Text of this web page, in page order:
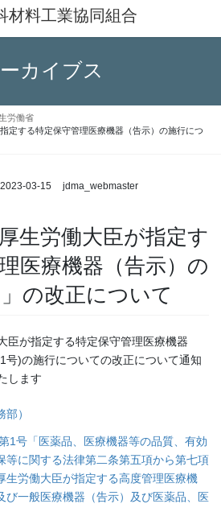
材料工業協同組合
カイブス
労働省
定する特定保守管理医療機器（告示）の施行につ
2023-03-15 jdma_webmaster
生労働大臣が指定す
医療機器（告示）の
の改正について
臣が指定する特定保守管理医療機器
号)の施行についての改正について通知
します
）
1号「医薬品、医療機器等の品質、有効
等に関する法律第二条第五項から第七項
生労働大臣が指定する高度管理医療機
び一般医療機器（告示）及び医薬品、医